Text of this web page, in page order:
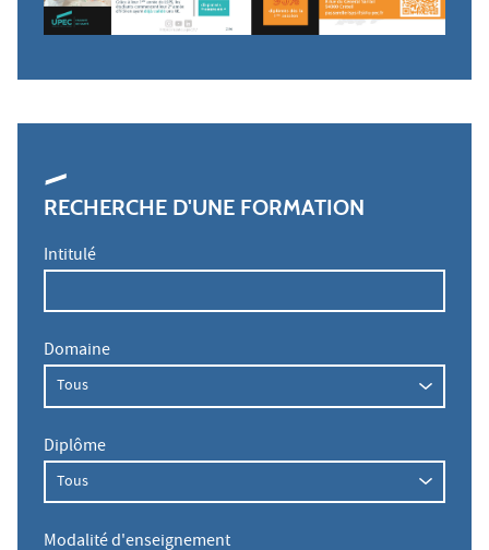
RECHERCHE D'UNE FORMATION
Intitulé
Domaine
Diplôme
Modalité d'enseignement